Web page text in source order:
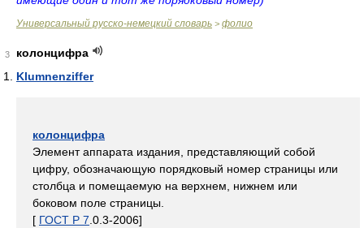
Универсальный русско-немецкий словарь > фолио
3
колонцифра
Klumnenziffer
колонцифра
Элемент аппарата издания, представляющий собой
цифру, обозначающую порядковый номер страницы или
столбца и помещаемую на верхнем, нижнем или
боковом поле страницы.
[ ГОСТ Р 7 .0.3-2006]